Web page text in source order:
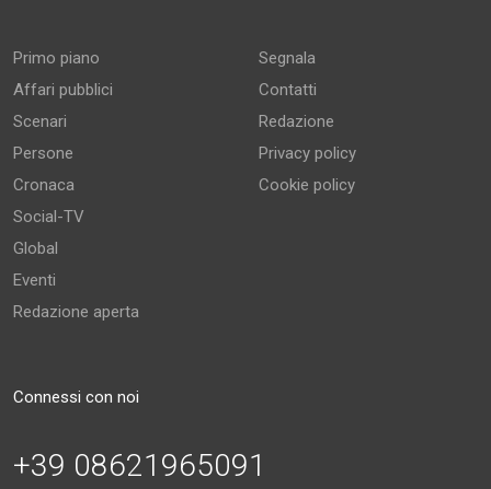
Primo piano
Affari pubblici
Scenari
Persone
Cronaca
Social-TV
Global
Eventi
Redazione aperta
Segnala
Contatti
Redazione
Privacy policy
Cookie policy
Connessi con noi
+39 08621965091